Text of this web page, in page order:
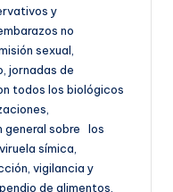
y
no
sexual,
jornadas de
todos los biológicos
general sobre los
símica,
vigilancia y
de alimentos,